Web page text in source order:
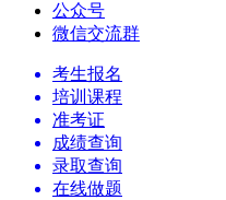
公众号
微信交流群
考生报名
培训课程
准考证
成绩查询
录取查询
在线做题